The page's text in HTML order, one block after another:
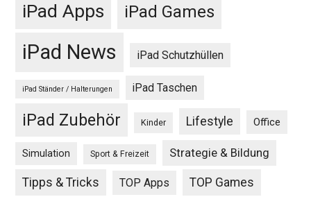
iPad Apps iPad Games
iPad News iPad Schutzhüllen
iPad Ständer / Halterungen iPad Taschen
iPad Zubehör Kinder Lifestyle Office
Simulation Sport & Freizeit Strategie & Bildung
Tipps & Tricks TOP Apps TOP Games